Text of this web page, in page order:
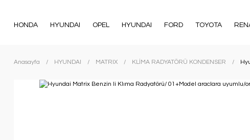
HONDA HYUNDAI OPEL HYUNDAI FORD TOYOTA
Anasayfa HYUNDAI MATRIX KLİMA RADYATÖRÜ KONDENSER